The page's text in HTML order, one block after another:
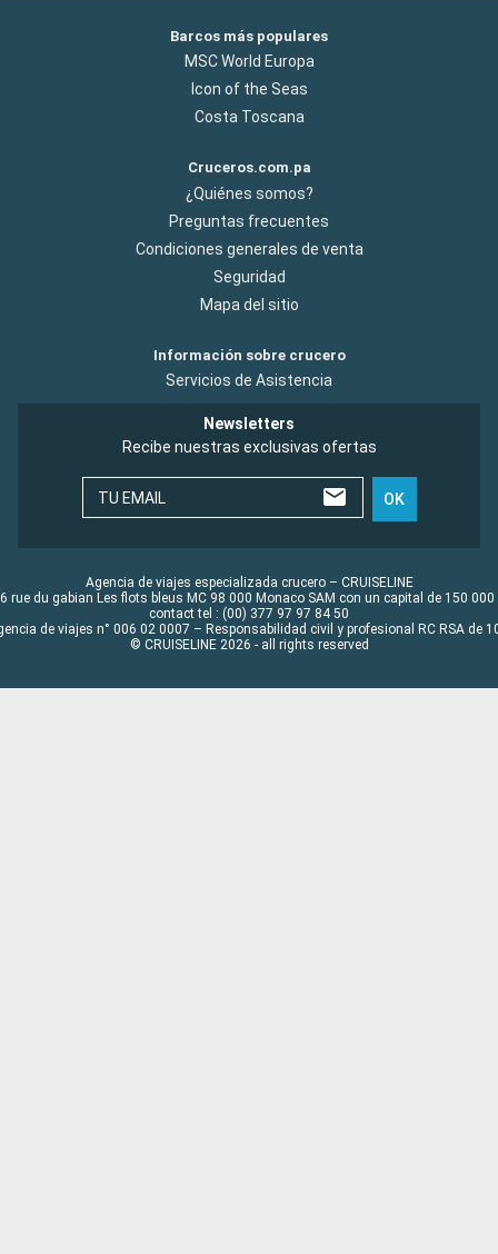
Barcos más populares
MSC World Europa
Icon of the Seas
Costa Toscana
Cruceros.com.pa
¿Quiénes somos?
Preguntas frecuentes
Condiciones generales de venta
Seguridad
Mapa del sitio
Información sobre crucero
Servicios de Asistencia
Newsletters
Recibe nuestras exclusivas ofertas
TU EMAIL OK
Agencia de viajes especializada crucero – CRUISELINE
rue du gabian Les flots bleus MC 98 000 Monaco SAM con un capital de 150 000
contact tel : (00) 377 97 97 84 50
de viajes n° 006 02 0007 – Responsabilidad civil y profesional RC RSA de
© CRUISELINE 2026 - all rights reserved